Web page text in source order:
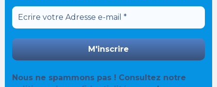
Nous ne spammons pas ! Consultez notre